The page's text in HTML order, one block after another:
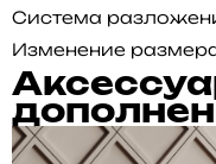
Система
Изменение